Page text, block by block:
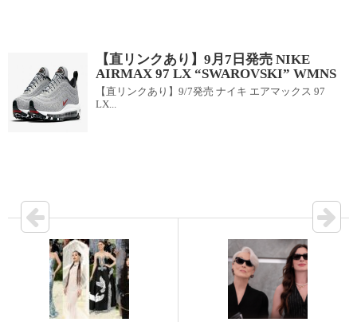
【直リンクあり】9月7日発売 NIKE
AIRMAX 97 LX “SWAROVSKI” WMNS
【直リンクあり】9/7発売 ナイキ エアマックス 97
LX...